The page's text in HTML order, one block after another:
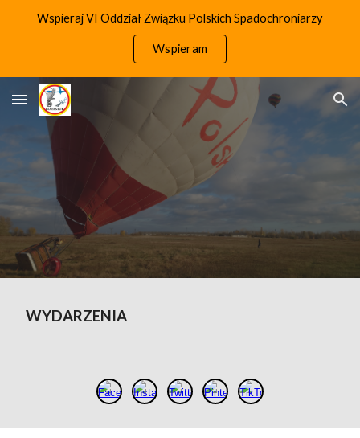
Skip to main content Skip to navigation
Wspieraj VI Oddział Związku Polskich Spadochroniarzy
Wspieram
WYDARZENIA